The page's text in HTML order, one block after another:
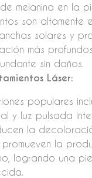
melanina en la
son altamente
solares y
más
sin daños.
Láser:
populares
y luz pulsada
la
promueven la
logrando una